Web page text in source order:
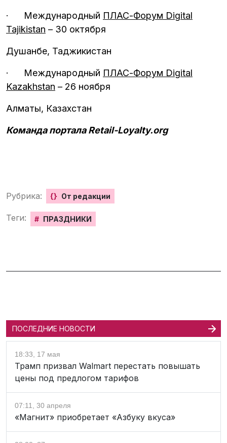
· Международный ПЛАС-Форум Digital
Tajikistan – 30 октября
Душанбе, Таджикистан
· Международный ПЛАС-Форум Digital
Kazakhstan – 26 ноября
Алматы, Казахстан
Команда портала Retail-Loyalty.org
Рубрика: {} От редакции
Теги: # ПРАЗДНИКИ
ПОСЛЕДНИЕ НОВОСТИ
18:33, 17 мая
Трамп призвал Walmart перестать повышать
цены под предлогом тарифов
07:11, 30 апреля
«Магнит» приобретает «Азбуку вкуса»